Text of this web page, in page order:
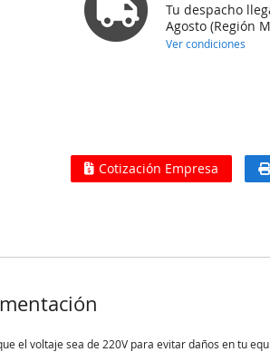
Tu despacho
Agosto (Región
Ver condiciones
Cotización Empresa
el voltaje sea de 220V para evitar daños en tu